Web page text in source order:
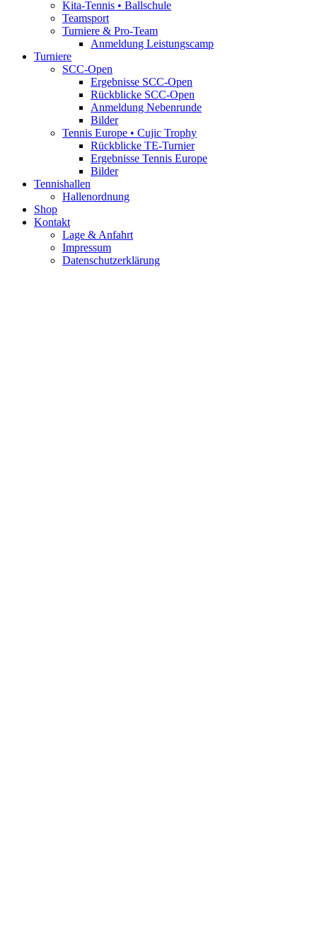
Kita-Tennis • Ballschule
Teamsport
Turniere & Pro-Team
Anmeldung Leistungscamp
Turniere
SCC-Open
Ergebnisse SCC-Open
Rückblicke SCC-Open
Anmeldung Nebenrunde
Bilder
Tennis Europe • Cujic Trophy
Rückblicke TE-Turnier
Ergebnisse Tennis Europe
Bilder
Tennishallen
Hallenordnung
Shop
Kontakt
Lage & Anfahrt
Impressum
Datenschutzerklärung